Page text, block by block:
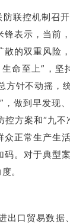
联控机制召
锋表示，当前
的双重风险
命至上”，坚
方针不动摇，
，做到早发现
控方案和“九
正常生产生
码。对于典型
。
出口贸易数据